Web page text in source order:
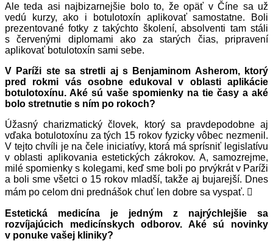
Ale teda asi najbizarnejšie bolo to, že opäť v Číne sa už
vedú kurzy, ako i botulotoxín aplikovať samostatne. Boli
prezentované fotky z takýchto školení, absolventi tam stáli
s červenými diplomami ako za starých čias, pripravení
aplikovať botulotoxín sami sebe.
V Paríži ste sa stretli aj s Benjaminom Asherom, ktorý
pred rokmi vás osobne edukoval v oblasti aplikácie
botulotoxínu. Aké sú vaše spomienky na tie časy a aké
bolo stretnutie s ním po rokoch?
Úžasný charizmatický človek, ktorý sa pravdepodobne aj
vďaka botulotoxínu za tých 15 rokov fyzicky vôbec nezmenil.
V tejto chvíli je na čele iniciatívy, ktorá má sprísniť legislatívu
v oblasti aplikovania estetických zákrokov. A, samozrejme,
milé spomienky s kolegami, keď sme boli po prvýkrát v Paríži
a boli sme všetci o 15 rokov mladší, takže aj bujarejší. Dnes
mám po celom dni prednášok chuť len dobre sa vyspať. 
Estetická medicína je jedným z najrýchlejšie sa
rozvíjajúcich medicínskych odborov. Aké sú novinky
v ponuke vašej kliniky?